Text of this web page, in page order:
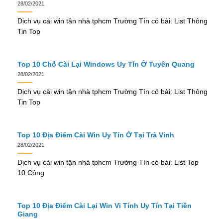
28/02/2021
Dịch vụ cài win tận nhà tphcm Trường Tín có bài: List Thông
Tin Top
Top 10 Chỗ Cài Lại Windows Uy Tín Ở Tuyên Quang
28/02/2021
Dịch vụ cài win tận nhà tphcm Trường Tín có bài: List Thông
Tin Top
Top 10 Địa Điểm Cài Win Uy Tín Ở Tại Trà Vinh
28/02/2021
Dịch vụ cài win tận nhà tphcm Trường Tín có bài: List Top
10 Công
Top 10 Địa Điểm Cài Lại Win Vi Tính Uy Tín Tại Tiền
Giang